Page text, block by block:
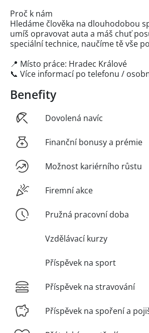
Proč k nám
Hledáme člověka na dlouhodobou
umíš opravovat auta a máš chuť
speciální technice, naučíme tě vše
📍 Místo práce: Hradec Králové
📞 Více informací po telefonu /
Benefity
Dovolená navíc
Finanční bonusy a prémie
Možnost kariérního růstu
Firemní akce
Pružná pracovní doba
Vzdělávací kurzy
Příspěvek na sport
Příspěvek na stravování
Příspěvek na spoření a